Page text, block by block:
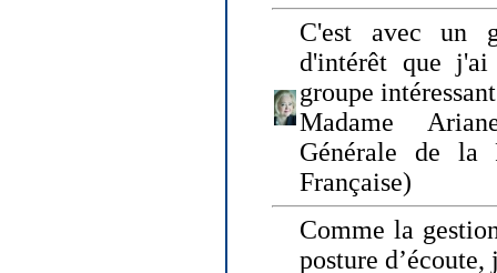
C'est avec un
d'intérêt que
groupe
Madame
Générale de la
Française)
Comme la
posture